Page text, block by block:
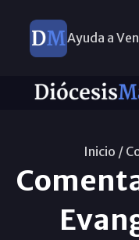
Ayuda a
Inicio /